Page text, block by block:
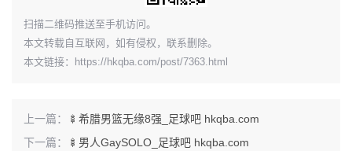
​扫描二维码推送至手机访问。
本文转载自互联网，如有侵权，联系删除。
本文链接： https://hkqba.com/post/7363.html
上一篇：
🍢希腊男篮无缘8强_足球吧 hkqba.com
下一篇：
🍢男人GaySOLO_足球吧 hkqba.com